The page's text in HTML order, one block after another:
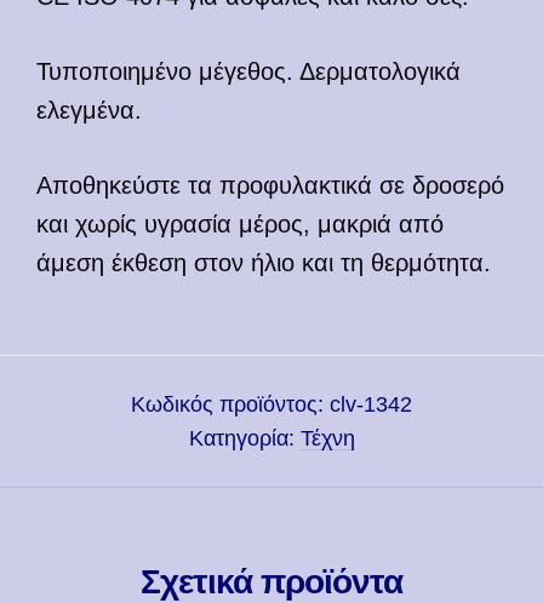
Τυποποιημένο μέγεθος. Δερματολογικά
ελεγμένα.
Αποθηκεύστε τα προφυλακτικά σε δροσερό
και χωρίς υγρασία μέρος, μακριά από
άμεση έκθεση στον ήλιο και τη θερμότητα.
Κωδικός προϊόντος: clv-1342
Κατηγορία: Τέχνη
Σχετικά προϊόντα